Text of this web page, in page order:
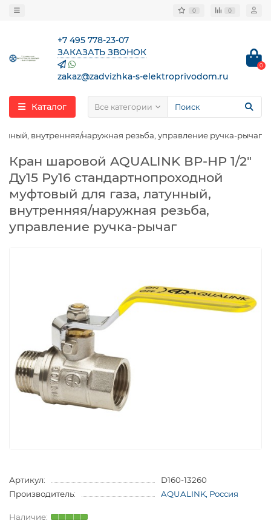
0 0
+7 495 778-23-07
ЗАКАЗАТЬ ЗВОНОК
zakaz@zadvizhka-s-elektroprivodom.ru
0
Каталог Все категории
внутренняя/наружная резьба, управление ручка-рычаг
Кран шаровой AQUALINK ВР-НР 1/2″
Ду15 Ру16 стандартнопроходной
муфтовый для газа, латунный,
внутренняя/наружная резьба,
управление ручка-рычаг
Артикул:
D160-13260
Производитель:
AQUALINK, Россия